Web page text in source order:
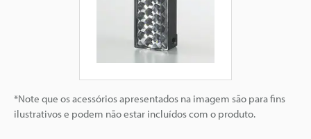
*Note que os acessórios apresentados na imagem são para fins
ilustrativos e podem não estar incluídos com o produto.